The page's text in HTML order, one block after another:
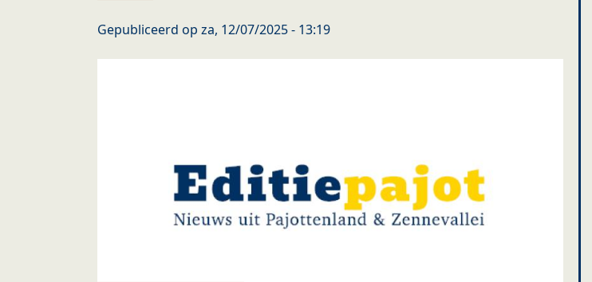
Gepubliceerd op za, 12/07/2025 - 13:19